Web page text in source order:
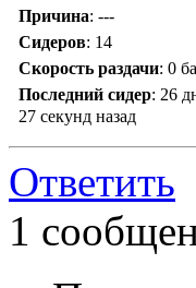
Причина: ---
Сидеров: 14
Скорость раздачи: 0
Последний сидер: 26
27 секунд назад
Ответить
1